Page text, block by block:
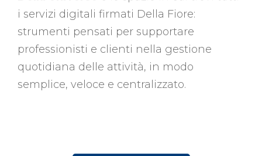
i servizi digitali firmati Della Fiore:
strumenti pensati per supportare
professionisti e clienti nella gestione
quotidiana delle attività, in modo
semplice, veloce e centralizzato.